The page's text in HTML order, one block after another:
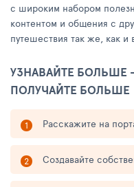
с широким набором
контентом и общения с
путешествия так же, как и
УЗНАВАЙТЕ
ПОЛУЧАЙТЕ БОЛЬШЕ
Расскажите на
Создавайте